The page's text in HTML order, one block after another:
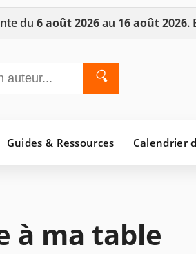
du 6 août 2026au 16 août 2026.
🔍
Guides & Ressources Calendrier
à ma table